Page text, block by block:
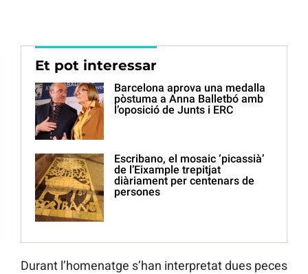
Et pot interessar
Barcelona aprova una medalla
pòstuma a Anna Balletbó amb
l’oposició de Junts i ERC
Escribano, el mosaic ‘picassià’
de l’Eixample trepitjat
diàriament per centenars de
persones
Durant l’homenatge s’han interpretat dues peces